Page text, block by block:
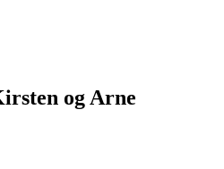
og Arne